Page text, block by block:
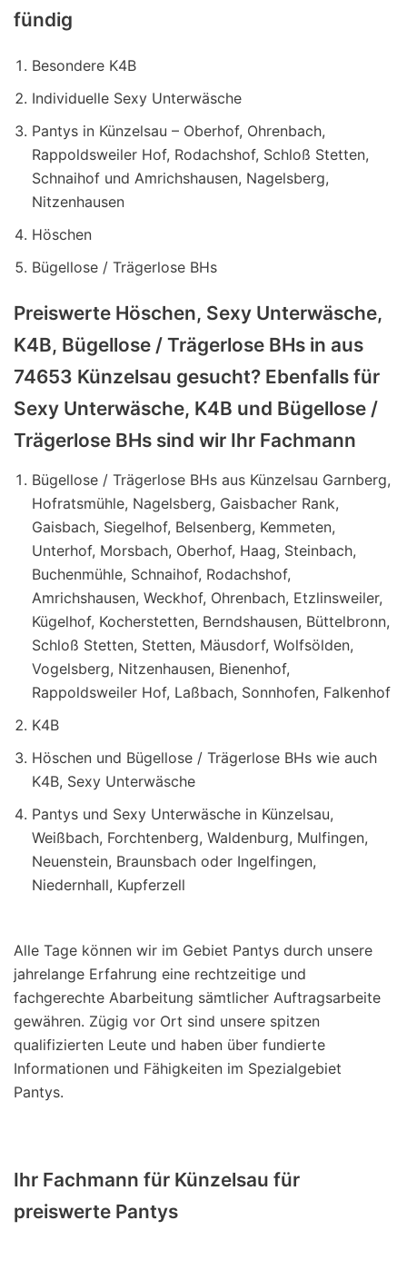
fündig
Besondere K4B
Individuelle Sexy Unterwäsche
Pantys in Künzelsau – Oberhof, Ohrenbach,
Rappoldsweiler Hof, Rodachshof, Schloß Stetten,
Schnaihof und Amrichshausen, Nagelsberg,
Nitzenhausen
Höschen
Bügellose / Trägerlose BHs
Preiswerte Höschen, Sexy Unterwäsche,
K4B, Bügellose / Trägerlose BHs in aus
74653 Künzelsau gesucht? Ebenfalls für
Sexy Unterwäsche, K4B und Bügellose /
Trägerlose BHs sind wir Ihr Fachmann
Bügellose / Trägerlose BHs aus Künzelsau Garnberg,
Hofratsmühle, Nagelsberg, Gaisbacher Rank,
Gaisbach, Siegelhof, Belsenberg, Kemmeten,
Unterhof, Morsbach, Oberhof, Haag, Steinbach,
Buchenmühle, Schnaihof, Rodachshof,
Amrichshausen, Weckhof, Ohrenbach, Etzlinsweiler,
Kügelhof, Kocherstetten, Berndshausen, Büttelbronn,
Schloß Stetten, Stetten, Mäusdorf, Wolfsölden,
Vogelsberg, Nitzenhausen, Bienenhof,
Rappoldsweiler Hof, Laßbach, Sonnhofen, Falkenhof
K4B
Höschen und Bügellose / Trägerlose BHs wie auch
K4B, Sexy Unterwäsche
Pantys und Sexy Unterwäsche in Künzelsau,
Weißbach, Forchtenberg, Waldenburg, Mulfingen,
Neuenstein, Braunsbach oder Ingelfingen,
Niedernhall, Kupferzell
Alle Tage können wir im Gebiet Pantys durch unsere
jahrelange Erfahrung eine rechtzeitige und
fachgerechte Abarbeitung sämtlicher Auftragsarbeite
gewähren. Zügig vor Ort sind unsere spitzen
qualifizierten Leute und haben über fundierte
Informationen und Fähigkeiten im Spezialgebiet
Pantys.
Ihr Fachmann für Künzelsau für
preiswerte Pantys